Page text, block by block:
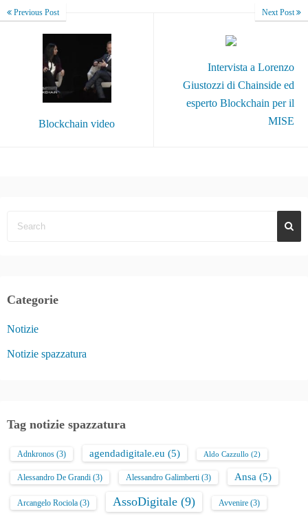
Previous Post
Blockchain video
Next Post
Intervista a Lorenzo
Giustozzi di Chainside ed
esperto Blockchain per il
MISE
Categorie
Notizie
Notizie spazzatura
Tag notizie spazzatura
Adnkronos (3) agendadigitale.eu (5) Aldo Cazzullo (2)
Alessandro De Grandi (3) Alessandro Galimberti (3) Ansa (5)
Arcangelo Rociola (3) AssoDigitale (9) Avvenire (3)